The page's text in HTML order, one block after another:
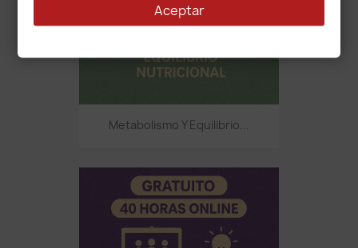
Metabolismo Y Equilibrio...
Aceptar